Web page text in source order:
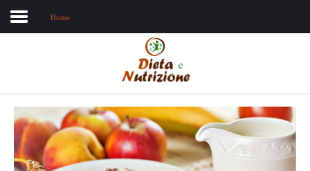
Dieta e nutrizione
Intolleranze
Home